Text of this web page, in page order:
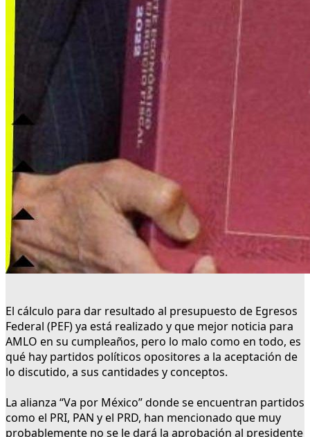
El cálculo para dar resultado al presupuesto de Egresos
Federal (PEF) ya está realizado y que mejor noticia para
AMLO en su cumpleaños, pero lo malo como en todo, es
qué hay partidos políticos opositores a la aceptación de
lo discutido, a sus cantidades y conceptos.
La alianza “Va por México” donde se encuentran partidos
como el PRI, PAN y el PRD, han mencionado que muy
probablemente no se le dará la aprobación al presidente